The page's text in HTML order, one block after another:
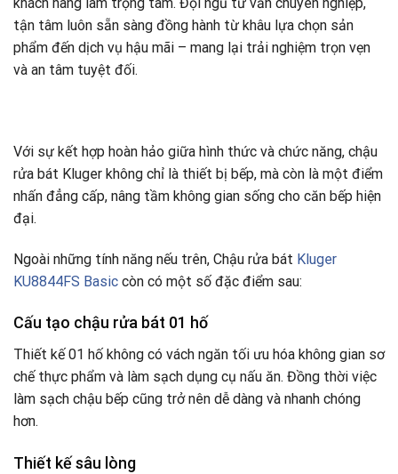
tận tâm luôn sẵn sàng đồng hành từ khâu lựa chọn sản
phẩm đến dịch vụ hậu mãi – mang lại trải nghiệm trọn vẹn
và an tâm tuyệt đối.
Với sự kết hợp hoàn hảo giữa hình thức và chức năng, chậu
rửa bát Kluger không chỉ là thiết bị bếp, mà còn là một điểm
nhấn đẳng cấp, nâng tầm không gian sống cho căn bếp hiện
đại.
Ngoài những tính năng nếu trên, Chậu rửa bát Kluger
KU8844FS Basic còn có một số đặc điểm sau:
Cấu tạo chậu rửa bát 01 hố
Thiết kế 01 hố không có vách ngăn tối ưu hóa không gian sơ
chế thực phẩm và làm sạch dụng cụ nấu ăn. Đồng thời việc
làm sạch chậu bếp cũng trở nên dễ dàng và nhanh chóng
hơn.
Thiết kế sâu lòng